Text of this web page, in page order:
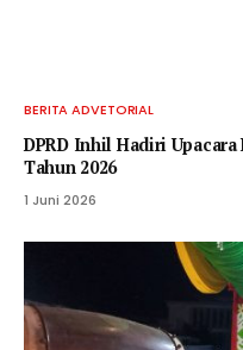
BERITA ADVETORIAL
DPRD Inhil Hadiri
Tahun 2026
1 Juni 2026